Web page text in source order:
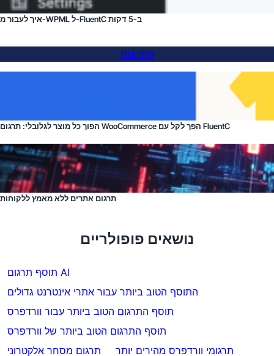
איך לעבור מ-WPML ל-FluentC ב-5 דקות
פתרונות
הפוך כל מוצר לגלובלי: תרגום WooCommerce הפך לקל עם FluentC
תרגום אתרים ללא מאמץ ללקוחות
נושאים פופולריים
תוסף תרגום AI
התוסף הטוב ביותר עבור אתרי אינטרנט גדולים
תוסף התרגום הטוב ביותר עבור וורדפרס
תוסף התרגום הטוב ביותר של וורדפרס
תרגום מסחר אלקטרוני
תרגומי וורדפרס מהירים יותר